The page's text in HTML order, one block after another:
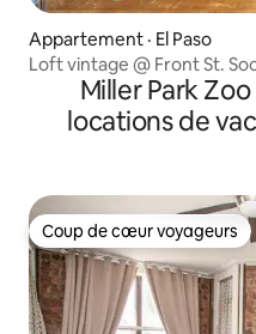
Appartement · El Paso
Loft vintage @ Front St.
Miller Park
locations de
Coup de cœur voyageurs
Coup de cœur voyageurs